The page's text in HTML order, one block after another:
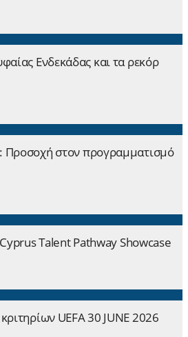
Ενδεκάδας και τα ρεκόρ
Προσοχή στον προγραμματισμό
Talent Pathway Showcase
UEFA 30 JUNE 2026